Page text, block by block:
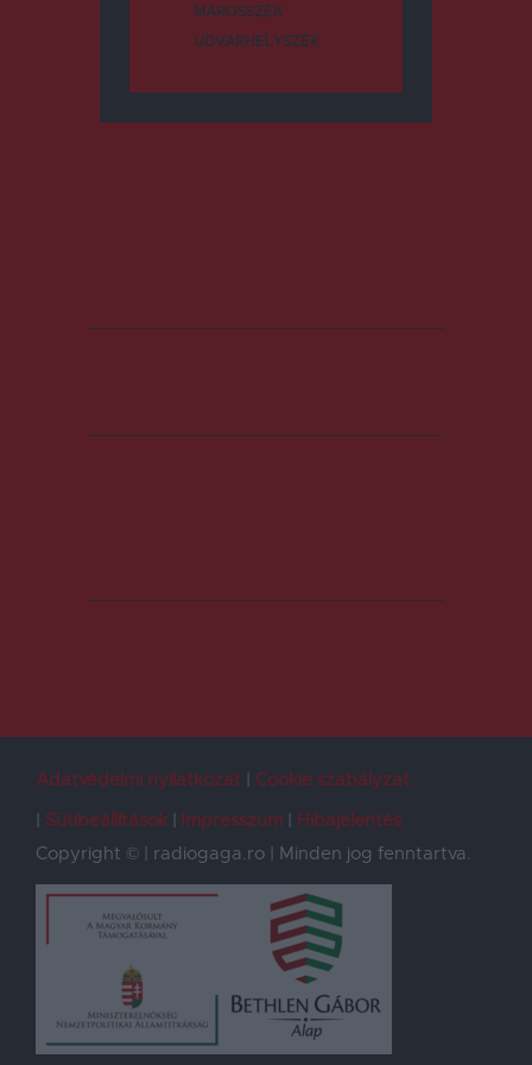
MAROSSZÉK
UDVARHELYSZÉK
Adatvédelmi nyilatkozat
Cookie szabályzat
Sütibeállítások
Impresszum
Hibajelentés
Copyright © | radiogaga.ro | Minden jog fenntartva.